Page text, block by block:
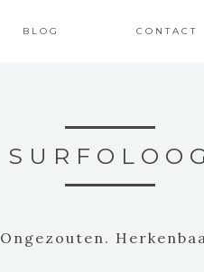
BLOG CONTACT
SURFOLOOG
Ongezouten.